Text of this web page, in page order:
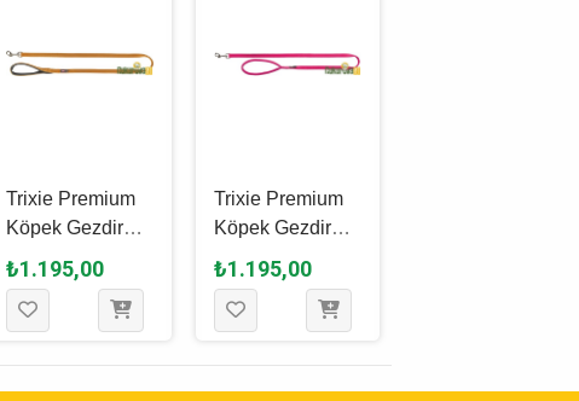
Trixie Premium
Köpek Gezdirme
Kayışı M - L,
Hardal Sarısı, 1
M - 20 Mm
₺1.195,00
Trixie Premium
Köpek Gezdirme
Kayışı M - L,
Fuşya, 1 M - 20
Mm
₺1.195,00